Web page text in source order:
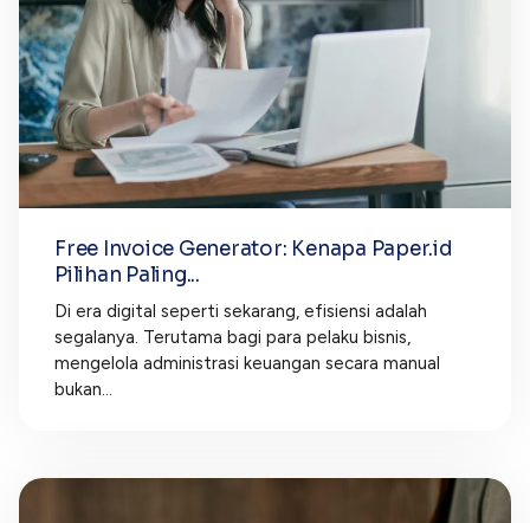
Free Invoice Generator: Kenapa Paper.id
Pilihan Paling...
Di era digital seperti sekarang, efisiensi adalah
segalanya. Terutama bagi para pelaku bisnis,
mengelola administrasi keuangan secara manual
bukan...